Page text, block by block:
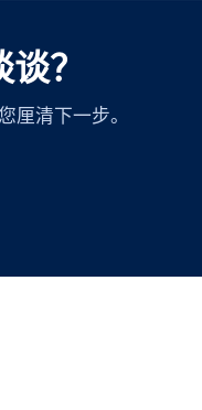
？
厘清下一步。